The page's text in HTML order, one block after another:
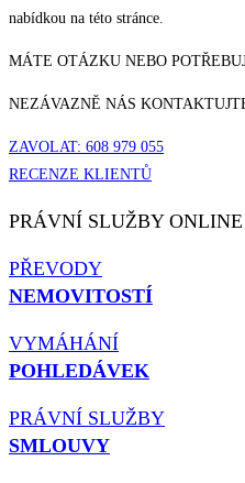
nabídkou na této stránce.
MÁTE OTÁZKU NEBO
NEZÁVAZNĚ NÁS
ZAVOLAT: 608 979 055
RECENZE KLIENTŮ
PRÁVNÍ SLUŽBY ONLINE
PŘEVODY
NEMOVITOSTÍ
VYMÁHÁNÍ
POHLEDÁVEK
PRÁVNÍ SLUŽBY
SMLOUVY